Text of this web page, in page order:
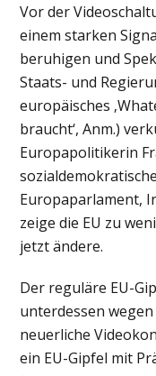
Vor der
einem starken
beruhigen und
Staats- und
europäisches
braucht‘, Anm.)
Europapolitikerin
Europaparlament,
zeige die EU zu
jetzt ändere.
Der reguläre EU-
unterdessen
neuerliche
ein EU-Gipfel mit